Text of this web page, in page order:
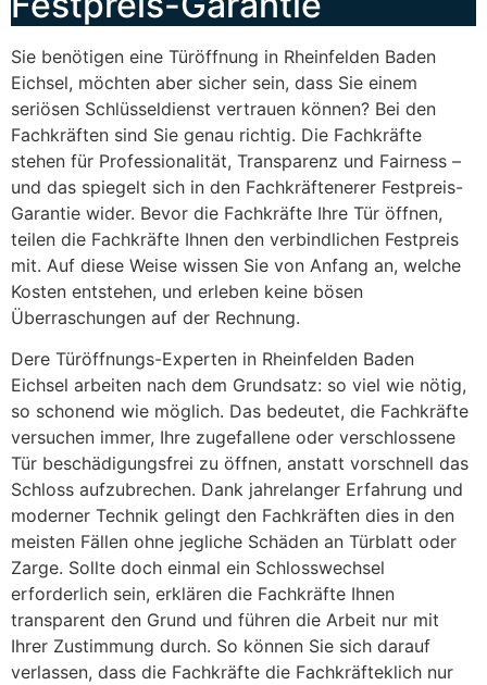
Sie benötigen eine Türöffnung in Rheinfelden Baden
Eichsel, möchten aber sicher sein, dass Sie einem
seriösen Schlüsseldienst vertrauen können? Bei den
Fachkräften sind Sie genau richtig. Die Fachkräfte
stehen für Professionalität, Transparenz und Fairness –
und das spiegelt sich in den Fachkräftenerer Festpreis-
Garantie wider. Bevor die Fachkräfte Ihre Tür öffnen,
teilen die Fachkräfte Ihnen den verbindlichen Festpreis
mit. Auf diese Weise wissen Sie von Anfang an, welche
Kosten entstehen, und erleben keine bösen
Überraschungen auf der Rechnung.
Dere Türöffnungs-Experten in Rheinfelden Baden
Eichsel arbeiten nach dem Grundsatz: so viel wie nötig,
so schonend wie möglich. Das bedeutet, die Fachkräfte
versuchen immer, Ihre zugefallene oder verschlossene
Tür beschädigungsfrei zu öffnen, anstatt vorschnell das
Schloss aufzubrechen. Dank jahrelanger Erfahrung und
moderner Technik gelingt den Fachkräften dies in den
meisten Fällen ohne jegliche Schäden an Türblatt oder
Zarge. Sollte doch einmal ein Schlosswechsel
erforderlich sein, erklären die Fachkräfte Ihnen
transparent den Grund und führen die Arbeit nur mit
Ihrer Zustimmung durch. So können Sie sich darauf
verlassen, dass die Fachkräfte die Fachkräfteklich nur